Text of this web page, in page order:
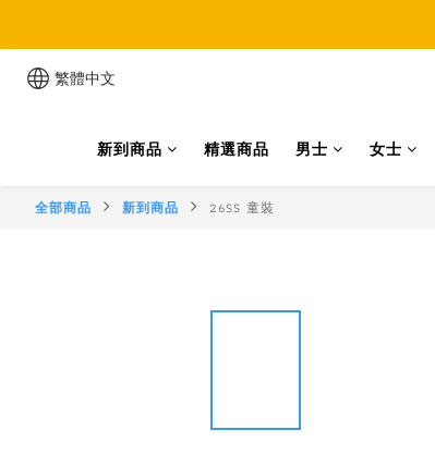
繁體中文
新到商品 精選商品 男士 女士
全部商品 新到商品 26SS 童裝